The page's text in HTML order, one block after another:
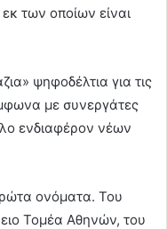
των οποίων είναι
ψηφοδέλτια για τις
με συνεργάτες
ενδιαφέρον νέων
ονόματα. Του
Τομέα Αθηνών, του